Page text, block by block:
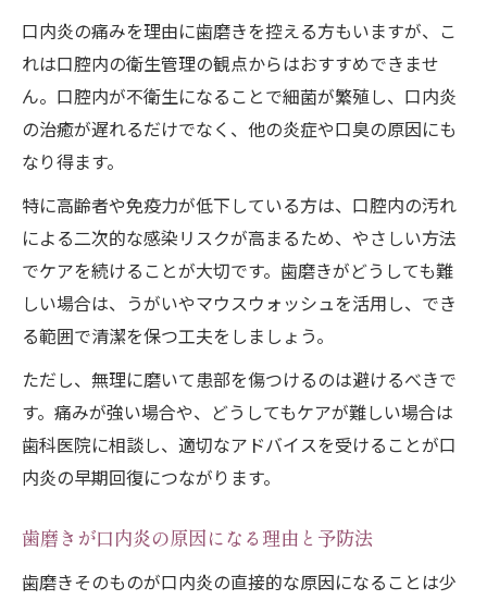
口内炎の痛みを理由に歯磨きを控える方もいますが、こ
れは口腔内の衛生管理の観点からはおすすめできませ
ん。口腔内が不衛生になることで細菌が繁殖し、口内炎
の治癒が遅れるだけでなく、他の炎症や口臭の原因にも
なり得ます。
特に高齢者や免疫力が低下している方は、口腔内の汚れ
による二次的な感染リスクが高まるため、やさしい方法
でケアを続けることが大切です。歯磨きがどうしても難
しい場合は、うがいやマウスウォッシュを活用し、でき
る範囲で清潔を保つ工夫をしましょう。
ただし、無理に磨いて患部を傷つけるのは避けるべきで
す。痛みが強い場合や、どうしてもケアが難しい場合は
歯科医院に相談し、適切なアドバイスを受けることが口
内炎の早期回復につながります。
歯磨きが口内炎の原因になる理由と予防法
歯磨きそのものが口内炎の直接的な原因になることは少